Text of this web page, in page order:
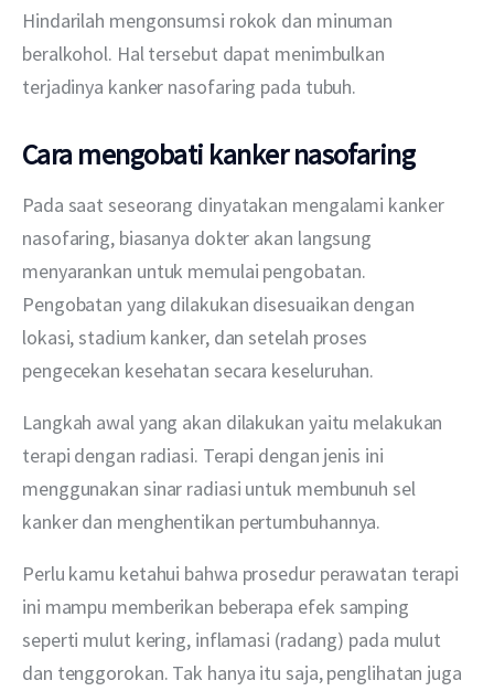
Hindarilah mengonsumsi rokok dan minuman
beralkohol. Hal tersebut dapat menimbulkan
terjadinya kanker nasofaring pada tubuh.
Cara mengobati kanker nasofaring
Pada saat seseorang dinyatakan mengalami kanker
nasofaring, biasanya dokter akan langsung
menyarankan untuk memulai pengobatan.
Pengobatan yang dilakukan disesuaikan dengan
lokasi, stadium kanker, dan setelah proses
pengecekan kesehatan secara keseluruhan.
Langkah awal yang akan dilakukan yaitu melakukan
terapi dengan radiasi. Terapi dengan jenis ini
menggunakan sinar radiasi untuk membunuh sel
kanker dan menghentikan pertumbuhannya.
Perlu kamu ketahui bahwa prosedur perawatan terapi
ini mampu memberikan beberapa efek samping
seperti mulut kering, inflamasi (radang) pada mulut
dan tenggorokan. Tak hanya itu saja, penglihatan juga